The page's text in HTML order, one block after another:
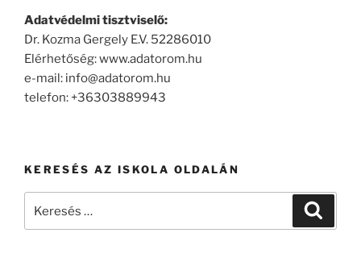
Adatvédelmi tisztviselő:
Dr. Kozma Gergely E.V. 52286010
Elérhetőség: www.adatorom.hu
e-mail: info@adatorom.hu
telefon: +36303889943
KERESÉS AZ ISKOLA OLDALÁN